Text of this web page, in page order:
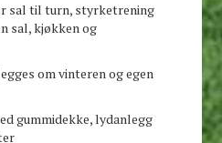
sal til turn, styrketrening
sal, kjøkken og
om vinteren og egen
gummidekke, lydanlegg